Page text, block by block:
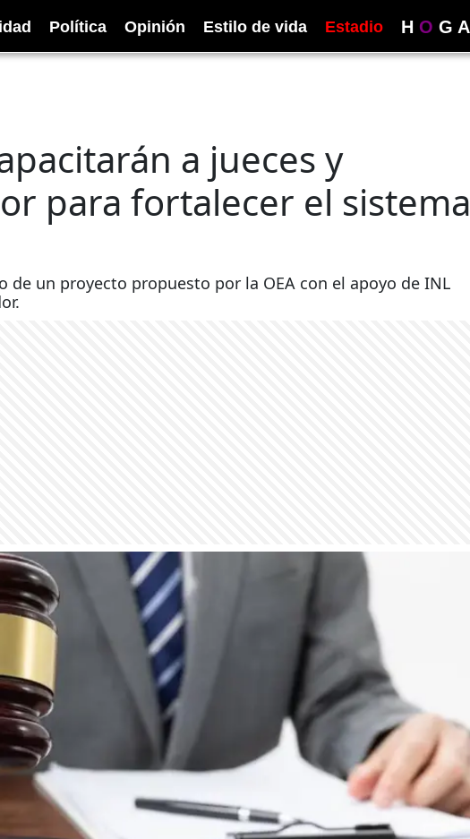
Política Opinión Estilo de vida Estadio H O G A
a jueces y
para fortalecer el sistema
de un proyecto propuesto por la OEA con el apoyo de INL